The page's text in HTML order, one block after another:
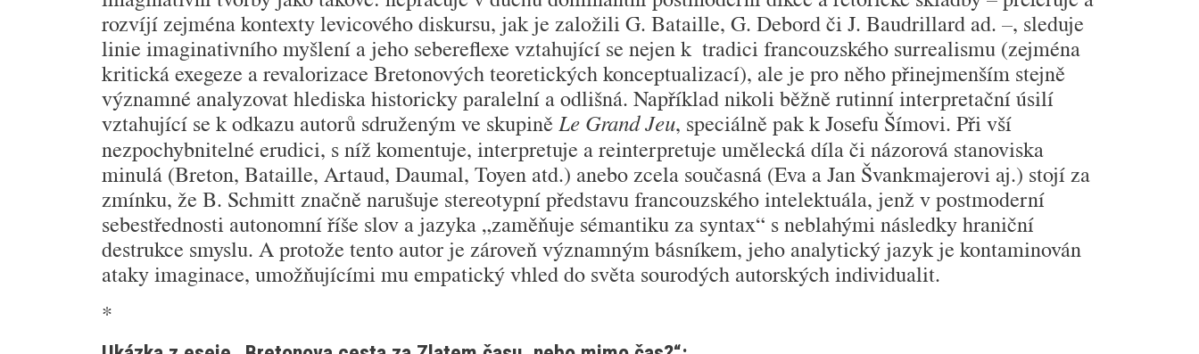
rozvíjí zejména kontexty levicového diskursu, jak je založili G. Bataille, G. Debord či J. Baudrillard ad. –, sleduje
linie imaginativního myšlení a jeho sebereflexe vztahující se nejen k tradici francouzského surrealismu (zejména
kritická exegeze a revalorizace Bretonových teoretických konceptualizací), ale je pro něho přinejmenším stejně
významné analyzovat hlediska historicky paralelní a odlišná. Například nikoli běžně rutinní interpretační úsilí
vztahující se k odkazu autorů sdruženým ve skupině Le Grand Jeu, speciálně pak k Josefu Šímovi. Při vší
nezpochybnitelné erudici, s níž komentuje, interpretuje a reinterpretuje umělecká díla či názorová stanoviska
minulá (Breton, Bataille, Artaud, Daumal, Toyen atd.) anebo zcela současná (Eva a Jan Švankmajerovi aj.) stojí za
zmínku, že B. Schmitt značně narušuje stereotypní představu francouzského intelektuála, jenž v postmoderní
sebestřednosti autonomní říše slov a jazyka „zaměňuje sémantiku za syntax“ s neblahými následky hraniční
destrukce smyslu. A protože tento autor je zároveň významným básníkem, jeho analytický jazyk je kontaminován
ataky imaginace, umožňujícími mu empatický vhled do světa sourodých autorských individualit.
*